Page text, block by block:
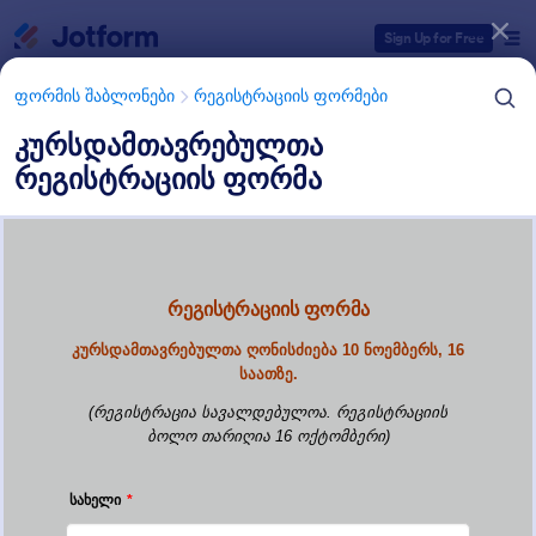
Sign Up for Free
ფორმის შაბლონები რეგისტრაციის ფორმები
კურსდამთავრებულთა
რეგისტრაციის ფორმა
წევრობის რეგისტრაციის
ფორმები
ფორმის შაბლონების კატეგორიები